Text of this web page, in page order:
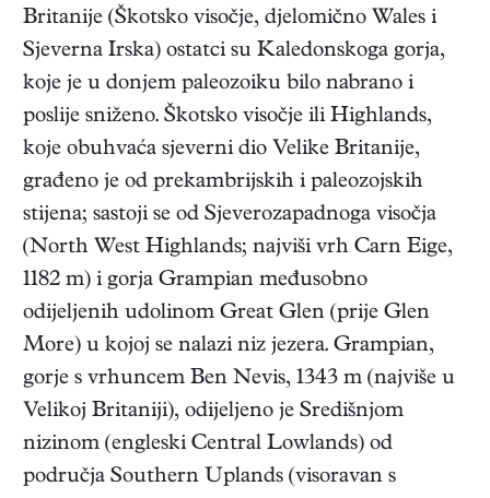
Britanije (Škotsko visočje, djelomično Wales i
Sjeverna Irska) ostatci su Kaledonskoga gorja,
koje je u donjem paleozoiku bilo nabrano i
poslije sniženo. Škotsko visočje ili Highlands,
koje obuhvaća sjeverni dio Velike Britanije,
građeno je od prekambrijskih i paleozojskih
stijena; sastoji se od Sjeverozapadnoga visočja
(North West Highlands; najviši vrh Carn Eige,
1182 m) i gorja Grampian međusobno
odijeljenih udolinom Great Glen (prije Glen
More) u kojoj se nalazi niz jezera. Grampian,
gorje s vrhuncem Ben Nevis, 1343 m (najviše u
Velikoj Britaniji), odijeljeno je Središnjom
nizinom (engleski Central Lowlands) od
područja Southern Uplands (visoravan s